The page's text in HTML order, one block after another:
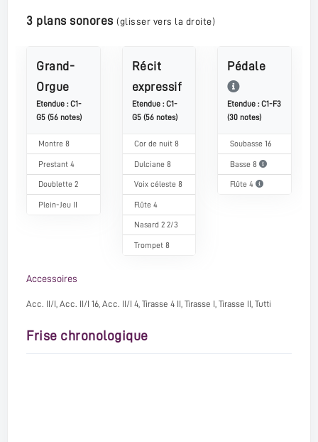
3 plans sonores (glisser vers la droite)
Grand-
Orgue
Etendue : C1-
G5 (56 notes)
Montre 8
Prestant 4
Doublette 2
Plein-Jeu II
Récit
expressif
Etendue : C1-
G5 (56 notes)
Cor de nuit 8
Dulciane 8
Voix céleste 8
Flûte 4
Nasard 2 2/3
Trompet 8
Pédale
Etendue : C1-F3
(30 notes)
Soubasse 16
Basse 8
Flûte 4
Accessoires
Acc. II/I, Acc. II/I 16, Acc. II/I 4, Tirasse 4 II, Tirasse I, Tirasse II, Tutti
Frise chronologique